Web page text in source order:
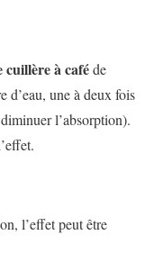
cuillère à caféde
d’eau, une à deux fois
l’absorption).
l’effet peut être